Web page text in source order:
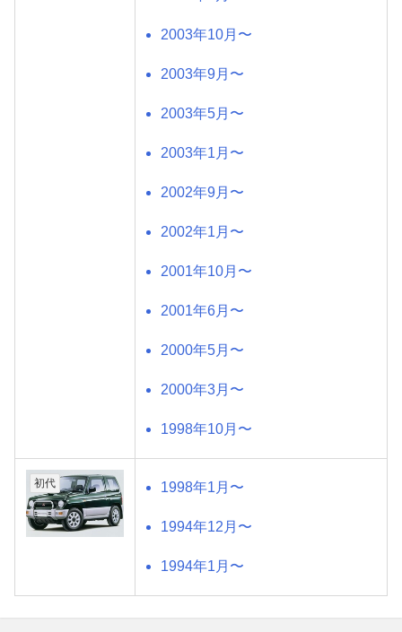
2003年10月〜
2003年9月〜
2003年5月〜
2003年1月〜
2002年9月〜
2002年1月〜
2001年10月〜
2001年6月〜
2000年5月〜
2000年3月〜
1998年10月〜
初代 1998年1月〜
1994年12月〜
1994年1月〜